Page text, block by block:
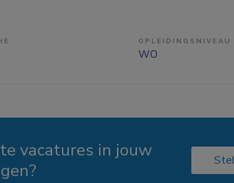
OPLEIDINGSNIVEAU
WO
vacatures in jouw